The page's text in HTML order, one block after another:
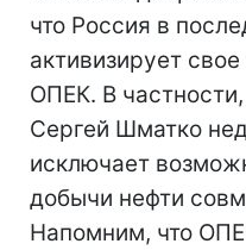
что Россия в
активизирует
ОПЕК. В
Сергей Шматко
исключает
добычи нефти
Напомним, что